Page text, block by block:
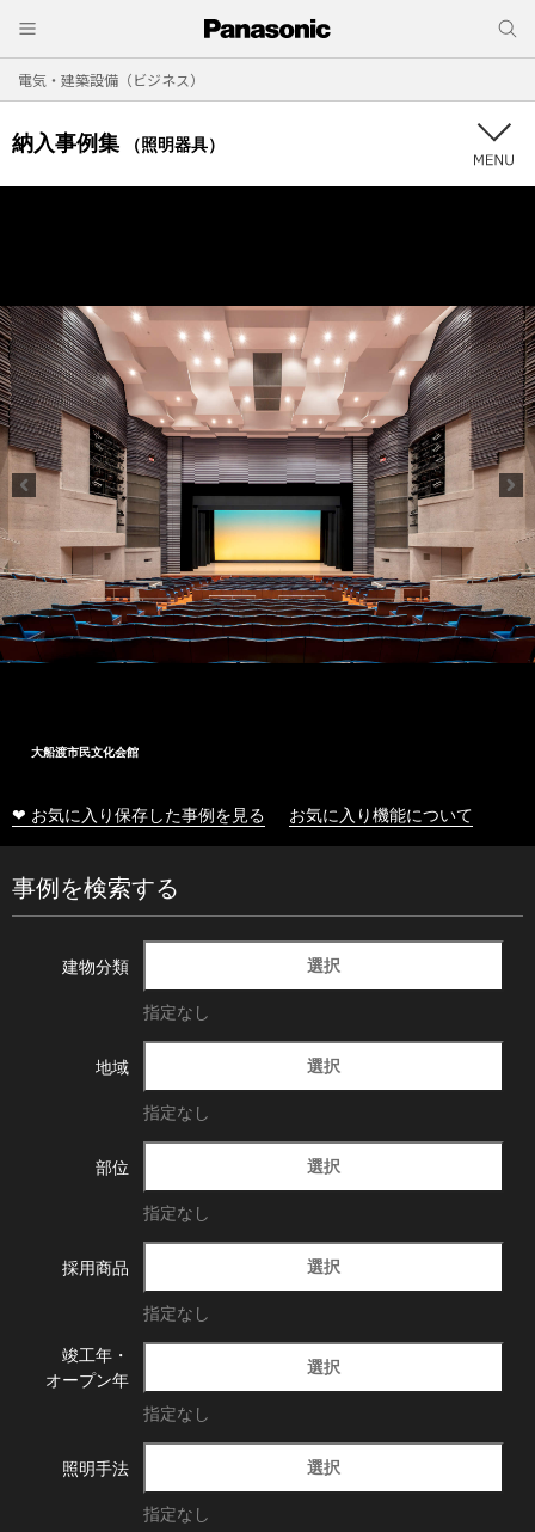
電気・建築設備（ビジネス）
納入事例集 （照明器具）
大船渡市民文化会館
❤ お気に入り保存した事例を見る お気に入り機能について
事例を検索する
建物分類 選択
指定なし
地域 選択
指定なし
部位 選択
指定なし
採用商品 選択
指定なし
竣工年・
オープン年
選択
指定なし
照明手法 選択
指定なし